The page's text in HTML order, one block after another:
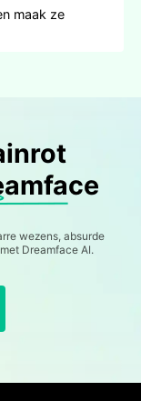
maak ze
wezens, absurde
Dreamface AI.